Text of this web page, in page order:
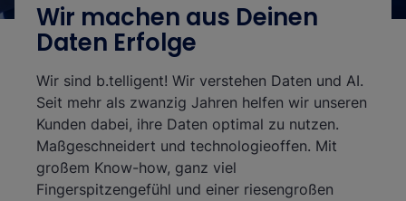
Wir machen aus Deinen
Daten Erfolge
Wir sind b.telligent! Wir verstehen Daten und AI.
Seit mehr als zwanzig Jahren helfen wir unseren
Kunden dabei, ihre Daten optimal zu nutzen.
Maßgeschneidert und technologieoffen. Mit
großem Know-how, ganz viel
Fingerspitzengefühl und einer riesengroßen